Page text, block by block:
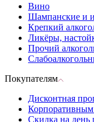
Вино
Шампанские и
Крепкий
Ликёры,
Прочий
Покупателям
Дисконтная
Скидка на день